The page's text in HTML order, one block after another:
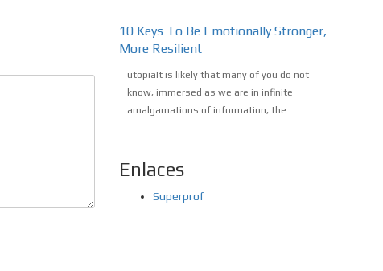
10 Keys To Be Emotionally Stronger,
More Resilient
utopiaIt is likely that many of you do not
know, immersed as we are in infinite
amalgamations of information, the...
Enlaces
Superprof